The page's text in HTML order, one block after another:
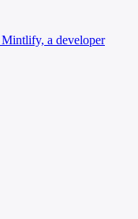
a developer